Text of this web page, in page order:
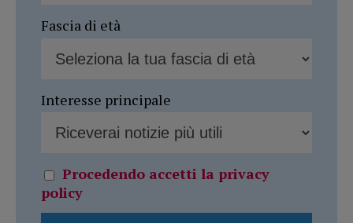
Fascia di età
Interesse principale
Procedendo accetti la privacy
policy